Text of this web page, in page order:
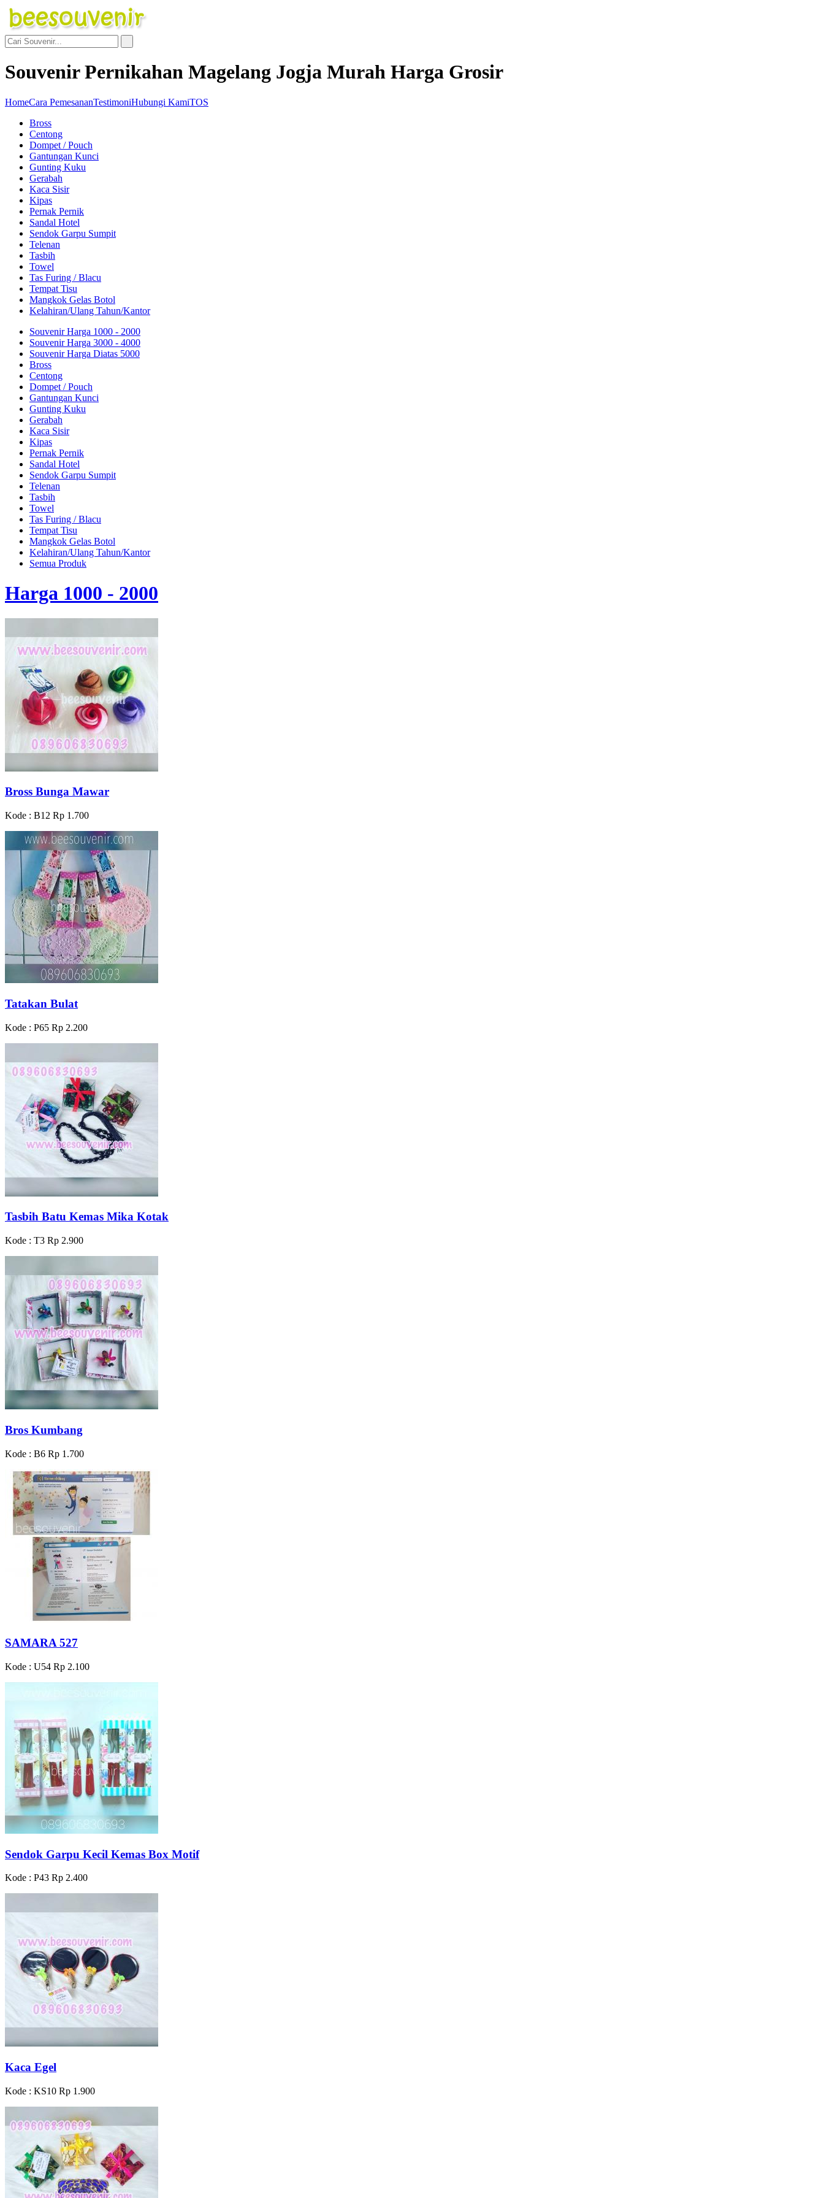
Souvenir Pernikahan Magelang Jogja Murah Harga Grosir
HomeCara PemesananTestimoniHubungi KamiTOS
Bross
Centong
Dompet / Pouch
Gantungan Kunci
Gunting Kuku
Gerabah
Kaca Sisir
Kipas
Pernak Pernik
Sandal Hotel
Sendok Garpu Sumpit
Telenan
Tasbih
Towel
Tas Furing / Blacu
Tempat Tisu
Mangkok Gelas Botol
Kelahiran/Ulang Tahun/Kantor
Souvenir Harga 1000 - 2000
Souvenir Harga 3000 - 4000
Souvenir Harga Diatas 5000
Bross
Centong
Dompet / Pouch
Gantungan Kunci
Gunting Kuku
Gerabah
Kaca Sisir
Kipas
Pernak Pernik
Sandal Hotel
Sendok Garpu Sumpit
Telenan
Tasbih
Towel
Tas Furing / Blacu
Tempat Tisu
Mangkok Gelas Botol
Kelahiran/Ulang Tahun/Kantor
Semua Produk
Harga 1000 - 2000
Bross Bunga Mawar
Kode : B12 Rp 1.700
Tatakan Bulat
Kode : P65 Rp 2.200
Tasbih Batu Kemas Mika Kotak
Kode : T3 Rp 2.900
Bros Kumbang
Kode : B6 Rp 1.700
SAMARA 527
Kode : U54 Rp 2.100
Sendok Garpu Kecil Kemas Box Motif
Kode : P43 Rp 2.400
Kaca Egel
Kode : KS10 Rp 1.900